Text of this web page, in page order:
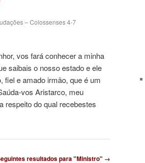
– Colossenses 4-7
vos fará conhecer a minha
saibais o nosso estado e ele
e amado irmão, que é um
vos Aristarco, meu
respeito do qual recebestes
resultados para "Ministro" →